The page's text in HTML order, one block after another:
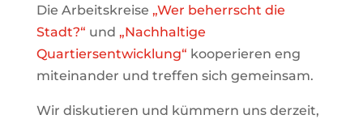
Die Arbeitskreise „Wer beherrscht die
Stadt?“ und „Nachhaltige
Quartiersentwicklung“ kooperieren eng
miteinander und treffen sich gemeinsam.
Wir diskutieren und kümmern uns derzeit,